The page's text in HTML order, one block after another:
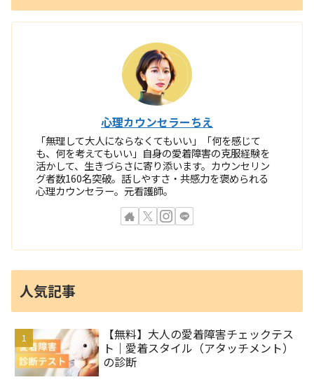
心理カウンセラーちえ
「無理して大人にならなくてもいい」「何を感じて
も、何を考えてもいい」自身の愛着障害の克服経験を
活かして、生きづらさに寄り添います。カウンセリン
グ者数160名突破。話しやすさ・共感力を褒められる
心理カウンセラー。元看護師。
人気記事
【無料】大人の愛着障害チェックテス
ト｜愛着スタイル（アタッチメント）
の診断